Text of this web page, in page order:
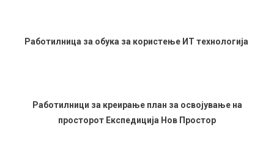
Работилница за обука за користење ИТ технологија
Работилници за креирање план за освојување на
просторот Експедиција Нов Простор